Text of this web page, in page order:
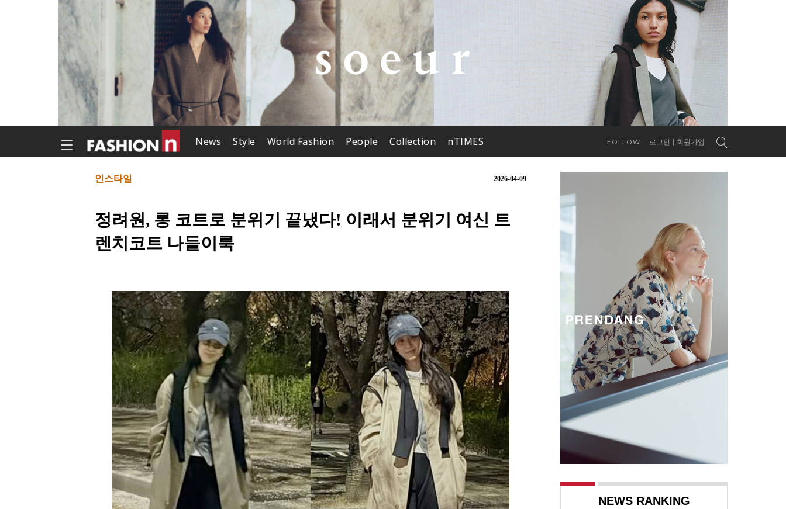
News Style World Fashion People Collection nTIMES FOLLOW 로그인 회원가입
인스타일 2026-04-09
정려원, 롱 코트로 분위기 끝냈다! 이래서 분위기 여신 트
렌치코트 나들이룩
NEWS RANKING